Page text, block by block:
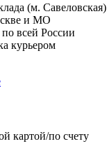
(м. Савеловская)
и МО
всей России
курьером
картой/по счету